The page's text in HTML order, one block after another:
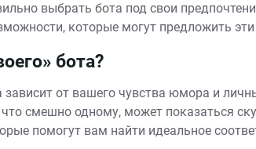
выбрать бота под свои
которые могут предложить
бота?
от вашего чувства юмора и
смешно одному, может показаться
помогут вам найти идеальное